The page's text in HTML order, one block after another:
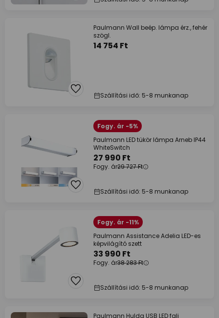
Paulmann Wall beép. lámpa érz., fehér
szögl.
14 754 Ft
Szállítási idő: 5-8 munkanap
Fogy. ár -5%
Paulmann LED tükör lámpa Arneb IP44
WhiteSwitch
27 990 Ft
Fogy. ár29 727 Ft
Szállítási idő: 5-8 munkanap
Fogy. ár -11%
Paulmann Assistance Adelia LED-es
képvilágító szett
33 990 Ft
Fogy. ár38 283 Ft
Szállítási idő: 5-8 munkanap
Paulmann Hulda USB LED fali